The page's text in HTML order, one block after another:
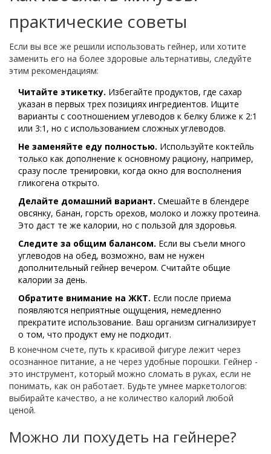
практические советы
Если вы все же решили использовать гейнер, или хотите
заменить его на более здоровые альтернативы, следуйте
этим рекомендациям:
Читайте этикетку. Избегайте продуктов, где сахар
указан в первых трех позициях ингредиентов. Ищите
варианты с соотношением углеводов к белку ближе к 2:1
или 3:1, но с использованием сложных углеводов.
Не заменяйте еду полностью. Используйте коктейль
только как дополнение к основному рациону, например,
сразу после тренировки, когда окно для восполнения
гликогена открыто.
Делайте домашний вариант. Смешайте в блендере
овсянку, банан, горсть орехов, молоко и ложку протеина.
Это даст те же калории, но с пользой для здоровья.
Следите за общим балансом. Если вы съели много
углеводов на обед, возможно, вам не нужен
дополнительный гейнер вечером. Считайте общие
калории за день.
Обратите внимание на ЖКТ. Если после приема
появляются неприятные ощущения, немедленно
прекратите использование. Ваш организм сигнализирует
о том, что продукт ему не подходит.
В конечном счете, путь к красивой фигуре лежит через
осознанное питание, а не через удобные порошки. Гейнер -
это инструмент, который можно сломать в руках, если не
понимать, как он работает. Будьте умнее маркетологов:
выбирайте качество, а не количество калорий любой
ценой.
Можно ли похудеть на гейнере?